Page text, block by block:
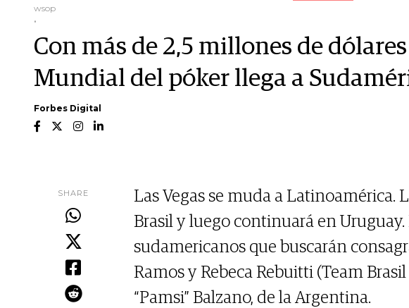
wsop
.
Con más de 2,5 millones de
Mundial del póker llega a
Forbes Digital
SHARE
Las Vegas se muda a Latinoamérica.
Brasil y luego continuará en
sudamericanos que buscarán
Ramos y Rebeca Rebuitti (Team
“Pamsi” Balzano, de la Argentina.